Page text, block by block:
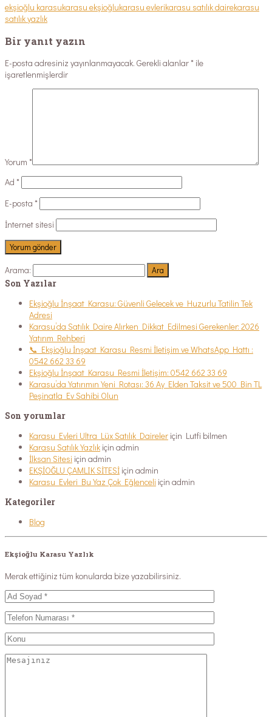
ekşioğlu karasukarasu ekşioğlukarasu evlerikarasu satılık dairekarasu
satılık yazlık
Bir yanıt yazın
E-posta adresiniz yayınlanmayacak. Gerekli alanlar* ile
işaretlenmişlerdir
Yorum *
Ad *
E-posta *
İnternet sitesi
Arama:
Son Yazılar
Ekşioğlu İnşaat Karasu: Güvenli Gelecek ve Huzurlu Tatilin Tek
Adresi
Karasu’da Satılık Daire Alırken Dikkat Edilmesi Gerekenler: 2026
Yatırım Rehberi
📞 Ekşioğlu İnşaat Karasu Resmi İletişim ve WhatsApp Hattı :
0542 662 33 69
Ekşioğlu İnşaat Karasu Resmi İletişim: 0542 662 33 69
Karasu’da Yatırımın Yeni Rotası: 36 Ay Elden Taksit ve 500 Bin TL
Peşinatla Ev Sahibi Olun
Son yorumlar
Karasu Evleri Ultra Lüx Satılık Daireler için Lutfi bilmen
Karasu Satılık Yazlık için admin
İlksan Sitesi için admin
EKŞİOĞLU ÇAMLIK SİTESİ için admin
Karasu Evleri Bu Yaz Çok Eğlenceli için admin
Kategoriler
Blog
Ekşioğlu Karasu Yazlık
Merak ettiğiniz tüm konularda bize yazabilirsiniz.